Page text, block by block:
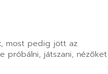
most pedig jött az
próbálni, játszani, nézőket